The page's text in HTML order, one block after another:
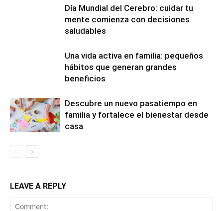
Día Mundial del Cerebro: cuidar tu
mente comienza con decisiones
saludables
Una vida activa en familia: pequeños
hábitos que generan grandes
beneficios
Descubre un nuevo pasatiempo en
familia y fortalece el bienestar desde
casa
LEAVE A REPLY